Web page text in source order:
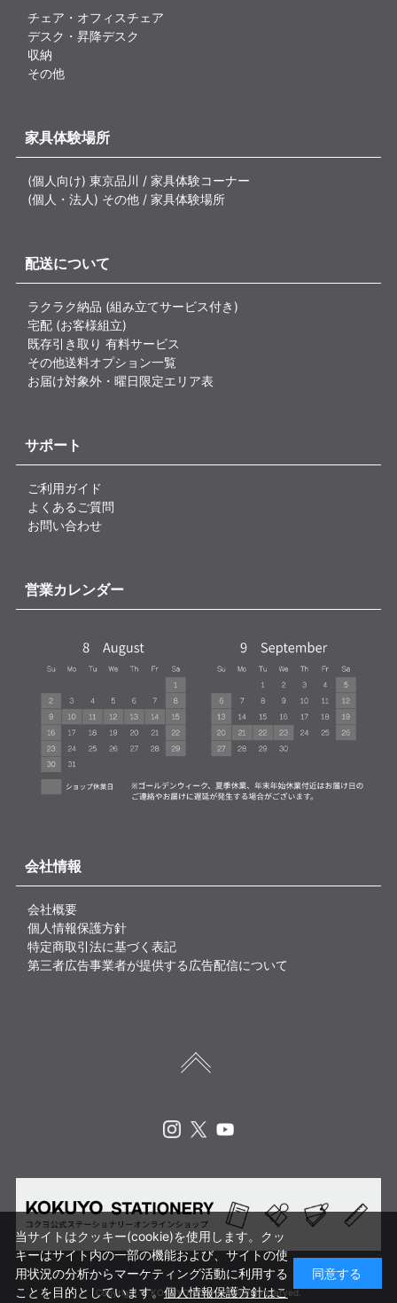
チェア・オフィスチェア
デスク・昇降デスク
収納
その他
家具体験場所
(個人向け) 東京品川 / 家具体験コーナー
(個人・法人) その他 / 家具体験場所
配送について
ラクラク納品 (組み立てサービス付き)
宅配 (お客様組立)
既存引き取り 有料サービス
その他送料オプション一覧
お届け対象外・曜日限定エリア表
サポート
ご利用ガイド
よくあるご質問
お問い合わせ
営業カレンダー
会社情報
会社概要
個人情報保護方針
特定商取引法に基づく表記
第三者広告事業者が提供する広告配信について
Copyright © KOKUYO CORP. All rights reserved.
当サイトはクッキー(cookie)を使用します。クッ
キーはサイト内の一部の機能および、サイトの使
用状況の分析からマーケティング活動に利用する
ことを目的としています。個人情報保護方針はこ
同意する